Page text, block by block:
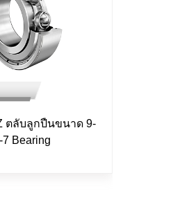
ตลับลูกปืนขนาด 9-
7 Bearing